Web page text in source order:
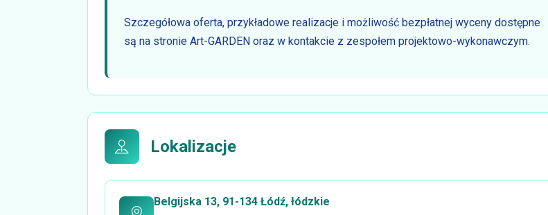
Szczegółowa oferta, przykładowe realizacje i możliwość bezpłatnej wyceny dostępne
są na stronie Art-GARDEN oraz w kontakcie z zespołem projektowo-wykonawczym.
Lokalizacje
Belgijska 13, 91-134 Łódź, łódzkie